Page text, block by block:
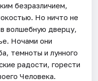
безразличием,
Но ничто не
волшебную дверцу,
Ночами они
темноты и лунного
радости, горести
Человека.